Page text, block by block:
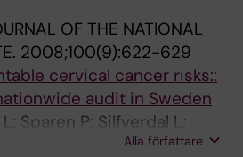
OF THE NATIONAL
2008;100(9):622-629
cervical cancer risks::
audit in Sweden
Sparen P; Silfverdal L;
Dillner J; Tornberg SAlla författare